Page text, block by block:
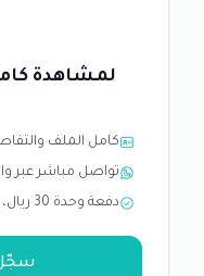
لمشاهدة
كامل الملف
تواصل مباشر عبر
دفعة وحدة 30 ريال، بدون اشتراكات